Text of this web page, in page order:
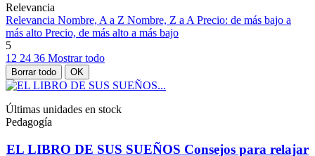
Relevancia
Relevancia Nombre, A a Z Nombre, Z a A Precio: de más bajo a
más alto Precio, de más alto a más bajo
5
12 24 36 Mostrar todo
Borrar todo OK
Últimas unidades en stock
Pedagogía
EL LIBRO DE SUS SUEÑOS Consejos para relajar